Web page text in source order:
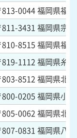
813-0044福岡県福
811-3431 福岡県宗
810-8515 福岡県福
819-1112 福岡県糸
803-8512 福岡県北
800-0205 福岡県小
805-0062 福岡県北
807-0831 福岡県八